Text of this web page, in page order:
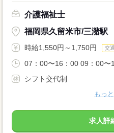
介護福祉士
福岡県久留米市/三潴駅
時給1,550円～1,750円 交
07：00〜16：00 09：00〜
シフト交代制
もっ
求人詳